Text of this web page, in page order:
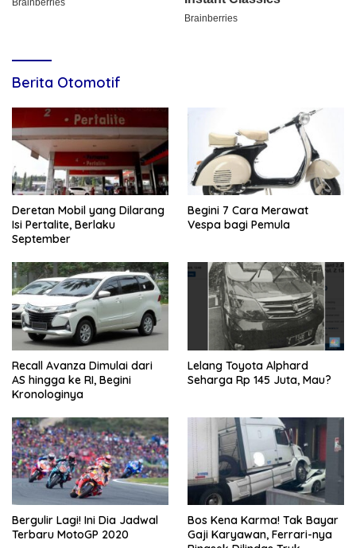
Berita Otomotif
Deretan Mobil yang Dilarang
Isi Pertalite, Berlaku
September
Begini 7 Cara Merawat
Vespa bagi Pemula
Recall Avanza Dimulai dari
AS hingga ke RI, Begini
Kronologinya
Lelang Toyota Alphard
Seharga Rp 145 Juta, Mau?
Bergulir Lagi! Ini Dia Jadwal
Terbaru MotoGP 2020
Bos Kena Karma! Tak Bayar
Gaji Karyawan, Ferrari-nya